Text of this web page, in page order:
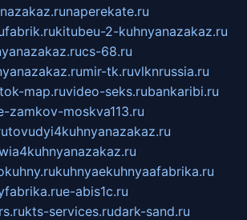
naperekate.ru
kitubeu-2-kuhnyanazakaz.ru
cs-68.ru
mir-tk.ruvlknrussia.ru
map.ruvideo-seks.rubankaribi.ru
zamkov-moskva113.ru
tovudyi4kuhnyanazakaz.ru
kuhnyaekuhnyaafabrika.ru
e-abis1c.ru
kts-services.rudark-sand.ru